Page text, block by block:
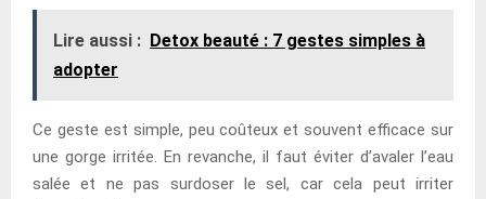
Lire aussi : Detox beauté : 7 gestes simples à
adopter
Ce geste est simple, peu coûteux et souvent efficace sur
une gorge irritée. En revanche, il faut éviter d’avaler l’eau
salée et ne pas surdoser le sel, car cela peut irriter